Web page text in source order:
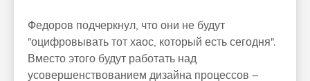
Федоров подчеркнул, что они не будут
"оцифровывать тот хаос, который есть сегодня".
Вместо этого будут работать над
усовершенствованием дизайна процессов –